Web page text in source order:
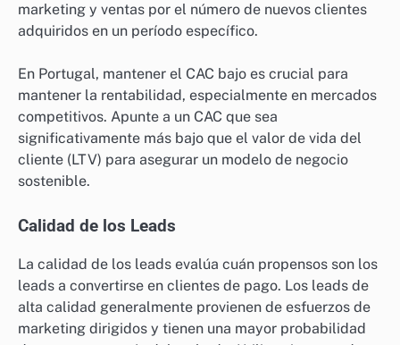
marketing y ventas por el número de nuevos clientes
adquiridos en un período específico.
En Portugal, mantener el CAC bajo es crucial para
mantener la rentabilidad, especialmente en mercados
competitivos. Apunte a un CAC que sea
significativamente más bajo que el valor de vida del
cliente (LTV) para asegurar un modelo de negocio
sostenible.
Calidad de los Leads
La calidad de los leads evalúa cuán propensos son los
leads a convertirse en clientes de pago. Los leads de
alta calidad generalmente provienen de esfuerzos de
marketing dirigidos y tienen una mayor probabilidad